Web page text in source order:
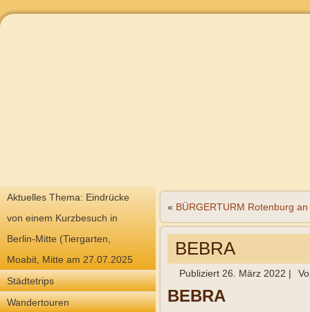
Aktuelles Thema: Eindrücke
von einem Kurzbesuch in
Berlin-Mitte (Tiergarten,
Moabit, Mitte am 27.07.2025
Städtetrips
Wandertouren
« BÜRGERTURM Rotenburg
BEBRA
Publiziert 26. März 2022 |
BEBRA